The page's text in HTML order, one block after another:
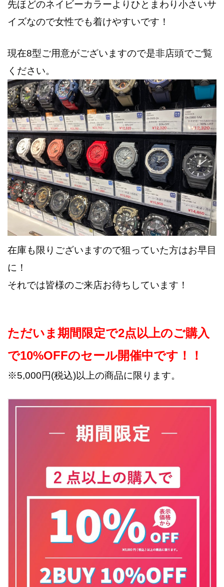
先ほどのネイビーカラーよりひとまわり小さいサ
イズなので女性でも着けやすいです！
現在8型ご用意がございますので是非店頭でご覧
ください。
在庫も限りございますので狙っていた方はお早目
に！
それでは皆様のご来店お待ちしています！
ただいま期間限定で2点以上のご購入
で10%OFFのセール開催中です！！
※5,000円(税込)以上の商品に限ります。